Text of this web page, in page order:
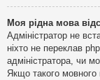
Моя рідна мова
Адміністратор не
ніхто не переклав
адміністратора, чи
Якщо такого мовного